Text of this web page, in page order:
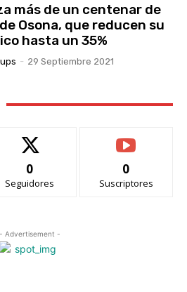
más de un centenar de
Osona, que reducen su
hasta un 35%
- 29 Septiembre 2021
0
Seguidores
0
Suscriptores
- Advertisement -